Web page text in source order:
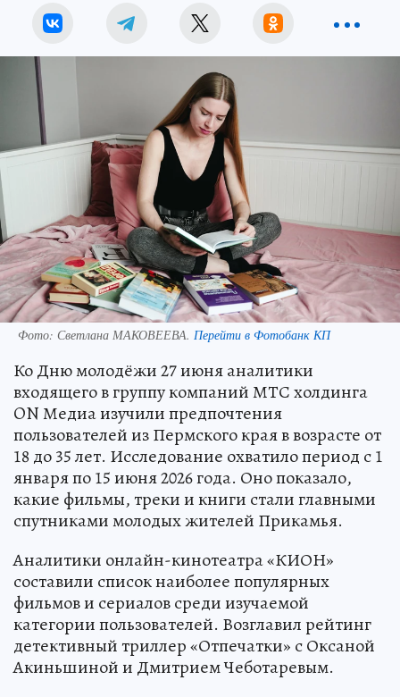
Фото: Светлана МАКОВЕЕВА. Перейти в Фотобанк КП
Ко Дню молодёжи 27 июня аналитики
входящего в группу компаний МТС холдинга
ON Медиа изучили предпочтения
пользователей из Пермского края в возрасте от
18 до 35 лет. Исследование охватило период с 1
января по 15 июня 2026 года. Оно показало,
какие фильмы, треки и книги стали главными
спутниками молодых жителей Прикамья.
Аналитики онлайн-кинотеатра «КИОН»
составили список наиболее популярных
фильмов и сериалов среди изучаемой
категории пользователей. Возглавил рейтинг
детективный триллер «Отпечатки» с Оксаной
Акиньшиной и Дмитрием Чеботаревым.